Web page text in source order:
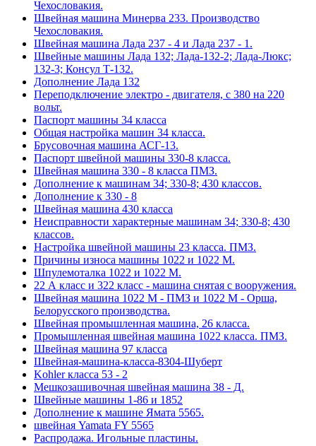
Чехословакия.
Швейная машина Минерва 233. Производство
Чехословакия.
Швейная машина Лада 237 - 4 и Лада 237 - 1.
Швейные машины Лада 132; Лада-132-2; Лада-Люкс;
132-3; Консул Т-132.
Дополнение Лада 132
Переподключение электро - двигателя, с 380 на 220
вольт.
Паспорт машины 34 класса
Общая настройка машин 34 класса.
Брусовочная машина АСГ-13.
Паспорт швейной машины 330-8 класса.
Швейная машина 330 - 8 класса ПМЗ.
Дополнение к машинам 34; 330-8; 430 классов.
Дополнение к 330 - 8
Швейная машина 430 класса
Неисправности характерные машинам 34; 330-8; 430
классов.
Настройка швейной машины 23 класса. ПМЗ.
Причины износа машины 1022 и 1022 М.
Шпулемоталка 1022 и 1022 М.
22 А класс и 322 класс - машина снятая с вооружения.
Швейная машина 1022 М - ПМЗ и 1022 М - Орша,
Белорусского производства.
Швейная промышленная машина, 26 класса.
Промышленная швейная машина 1022 класса. ПМЗ.
Швейная машина 97 класса
Швейная-машина-класса-8304-Шуберт
Kohler класса 53 - 2
Мешкозашивочная швейная машина 38 - Д.
Швейные машины 1-86 и 1852
Дополнение к машине Ямата 5565.
швейная Yamata FY 5565
Распродажа. Игольные пластины.